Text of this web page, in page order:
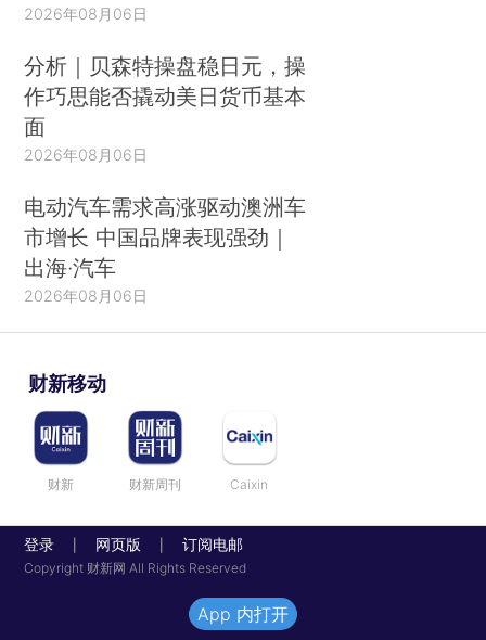
2026年08月06日
分析｜贝森特操盘稳日元，操
作巧思能否撬动美日货币基本
面
2026年08月06日
电动汽车需求高涨驱动澳洲车
市增长 中国品牌表现强劲｜
出海·汽车
2026年08月06日
财新移动
财新 财新周刊 Caixin
登录 网页版 订阅电邮
Copyright 财新网 All Rights Reserved
App 内打开